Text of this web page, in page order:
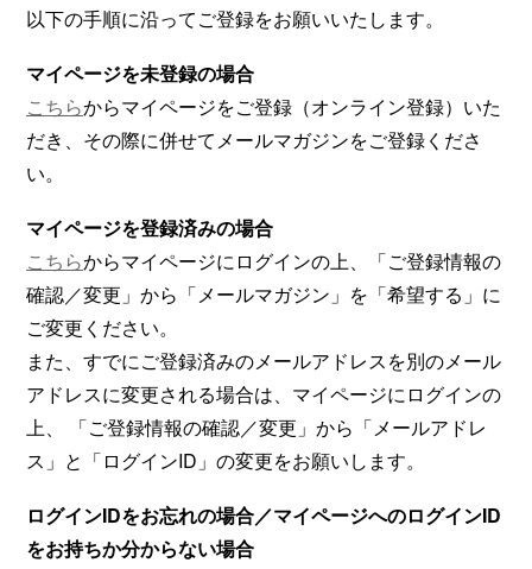
以下の手順に沿ってご登録をお願いいたします。
マイページを未登録の場合
こちらからマイページをご登録（オンライン登録）いた
だき、その際に併せてメールマガジンをご登録くださ
い。
マイページを登録済みの場合
こちらからマイページにログインの上、「ご登録情報の
確認／変更」から「メールマガジン」を「希望する」に
ご変更ください。
また、すでにご登録済みのメールアドレスを別のメール
アドレスに変更される場合は、マイページにログインの
上、 「ご登録情報の確認／変更」から「メールアドレ
ス」と「ログインID」の変更をお願いします。
ログインIDをお忘れの場合／マイページへのログインID
をお持ちか分からない場合